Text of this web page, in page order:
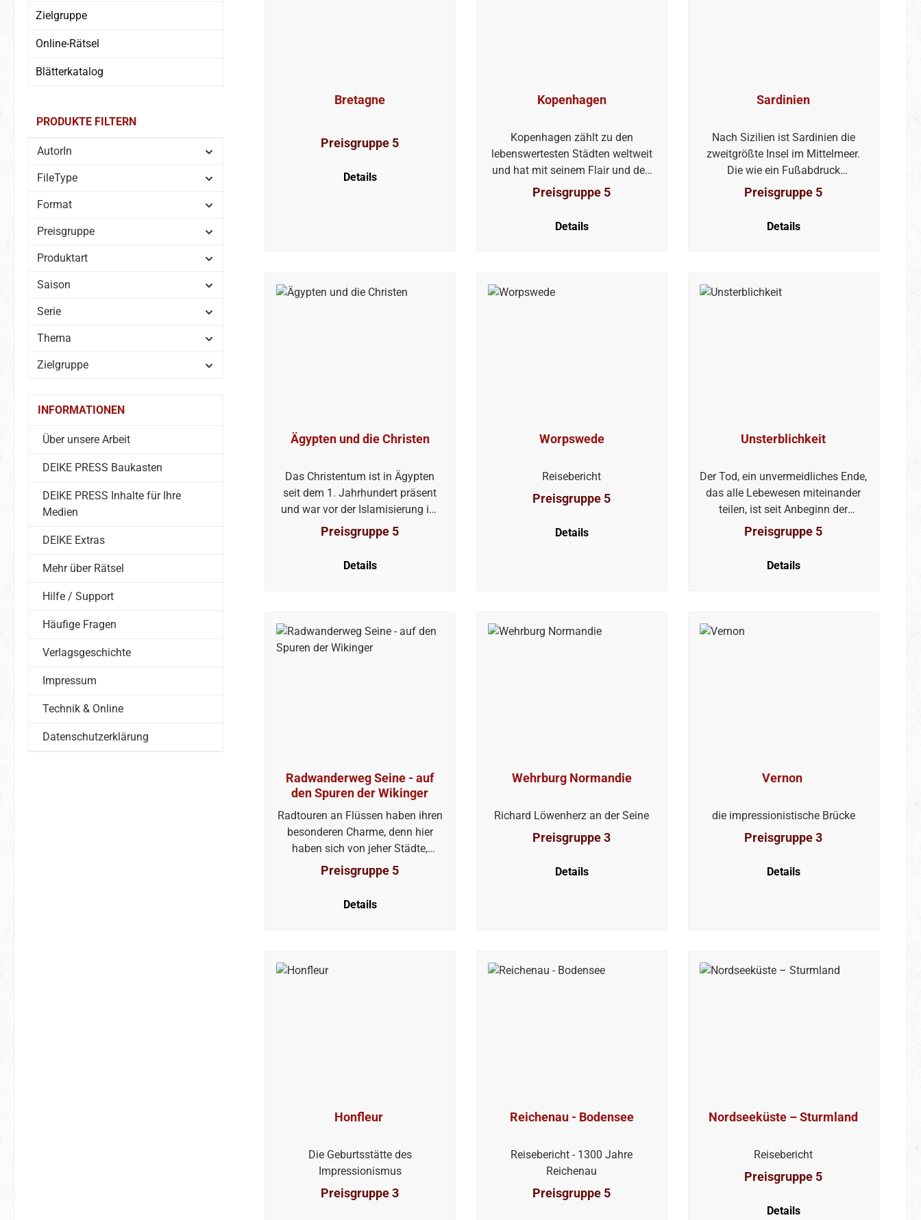
Zielgruppe
Online-Rätsel
Blätterkatalog
PRODUKTE FILTERN
AutorIn
FileType
Format
Preisgruppe
Produktart
Saison
Serie
Thema
Zielgruppe
INFORMATIONEN
Über unsere Arbeit
DEIKE PRESS Baukasten
DEIKE PRESS Inhalte für Ihre
Medien
DEIKE Extras
Mehr über Rätsel
Hilfe / Support
Häufige Fragen
Verlagsgeschichte
Impressum
Technik & Online
Datenschutzerklärung
Bretagne
Preisgruppe 5
Details
Kopenhagen
Kopenhagen zählt zu den
lebenswertesten Städten weltweit
und hat mit seinem Flair und den
vielen Facetten für jeden
Geschmack etwas zu bieten. Denn
die dänische Stadt an der Ostsee
Preisgruppe 5
Details
Sardinien
Nach Sizilien ist Sardinien die
zweitgrößte Insel im Mittelmeer.
Die wie ein Fußabdruck
anmutende Insel – die Griechen
nannten sie aus diesem Grund
„Sandalyon“ – birgt eine lange und
Preisgruppe 5
Details
Ägypten und die Christen
Das Christentum ist in Ägypten
seit dem 1. Jahrhundert präsent
und war vor der Islamisierung im
7. Jahrhundert die dominierende
Religion: Der Evangelist Markus
soll die Bevölkerung um 50 nach
für die Christen in Rom darstellt.
Preisgruppe 5
Details
Worpswede
Reisebericht
Preisgruppe 5
Details
Unsterblichkeit
Der Tod, ein unvermeidliches Ende,
das alle Lebewesen miteinander
teilen, ist seit Anbeginn der
Menschheit ein zentrales Thema
in Kulturen und Religionen
weltweit. Orte wie Walhall oder das
Vorstellungen spiegeln das tiefe
Preisgruppe 5
Details
Radwanderweg Seine - auf
den Spuren der Wikinger
Radtouren an Flüssen haben ihren
besonderen Charme, denn hier
haben sich von jeher Städte,
Burgen, Klöster und andere
sehenswerte Orte gebildet. Die
Seine ist unser Ziel, von Paris
Stunden ratzfatz wieder zurück in
Preisgruppe 5
Details
Wehrburg Normandie
Richard Löwenherz an der Seine
Preisgruppe 3
Details
Vernon
die impressionistische Brücke
Preisgruppe 3
Details
Honfleur
Die Geburtsstätte des
Impressionismus
Preisgruppe 3
Reichenau - Bodensee
Reisebericht - 1300 Jahre
Reichenau
Preisgruppe 5
Nordseeküste – Sturmland
Reisebericht
Preisgruppe 5
Details